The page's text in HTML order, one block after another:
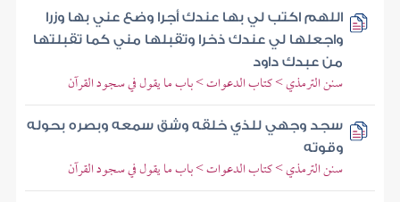
اللهم اكتب لي بها عندك أجرا وضع عني بها وزرا
واجعلها لي عندك ذخرا وتقبلها مني كما تقبلتها
من عبدك داود
سنن الترمذي > كتاب الدعوات > باب ما يقول في سجود القرآن
سجد وجهي للذي خلقه وشق سمعه وبصره بحوله
وقوته
سنن الترمذي > كتاب الدعوات > باب ما يقول في سجود القرآن